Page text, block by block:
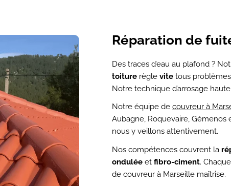
Réparation de
Des traces d’eau au plafond ?
toiture règle vite tous
Notre technique d’arrosage
Notre équipe de couvreur à
Aubagne, Roquevaire,
nous y veillons attentivement.
Nos compétences couvrent la
ondulée et fibro-ciment.
de couvreur à Marseille maîtrise.